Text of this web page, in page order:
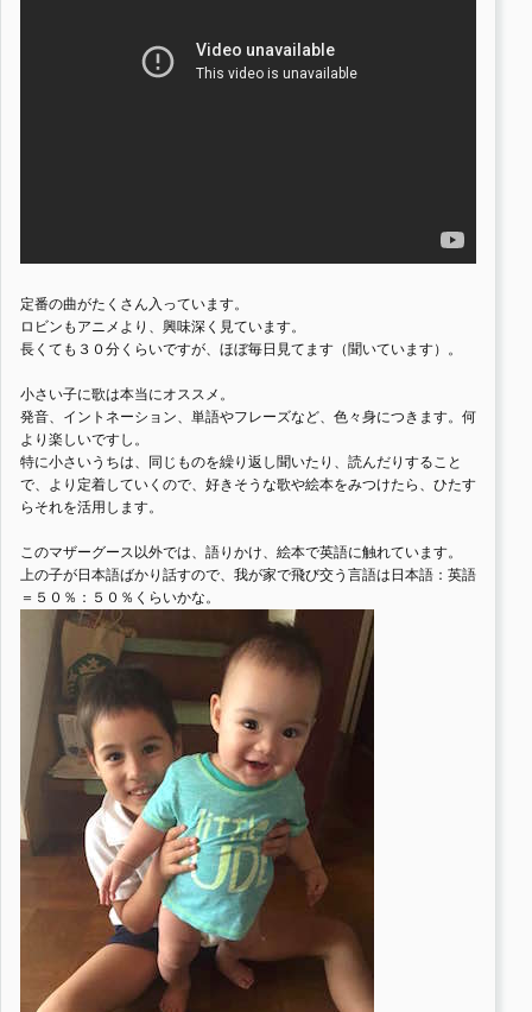
定番の曲がたくさん入っています。
ロビンもアニメより、興味深く見ています。
長くても３０分くらいですが、ほぼ毎日見てます（聞いています）。
小さい子に歌は本当にオススメ。
発音、イントネーション、単語やフレーズなど、色々身につきます。何
より楽しいですし。
特に小さいうちは、同じものを繰り返し聞いたり、読んだりすること
で、より定着していくので、好きそうな歌や絵本をみつけたら、ひたす
らそれを活用します。
このマザーグース以外では、語りかけ、絵本で英語に触れています。
上の子が日本語ばかり話すので、我が家で飛び交う言語は日本語：英語
＝５０％：５０％くらいかな。